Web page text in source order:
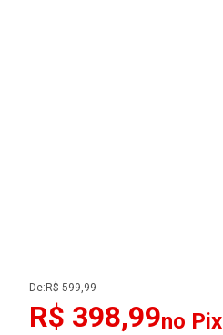
De:R$ 599,99
R$ 398,99no Pix